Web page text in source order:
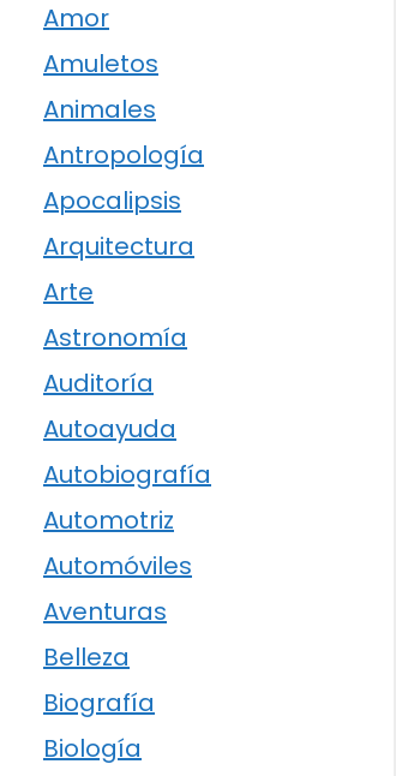
Amor
Amuletos
Animales
Antropología
Apocalipsis
Arquitectura
Arte
Astronomía
Auditoría
Autoayuda
Autobiografía
Automotriz
Automóviles
Aventuras
Belleza
Biografía
Biología